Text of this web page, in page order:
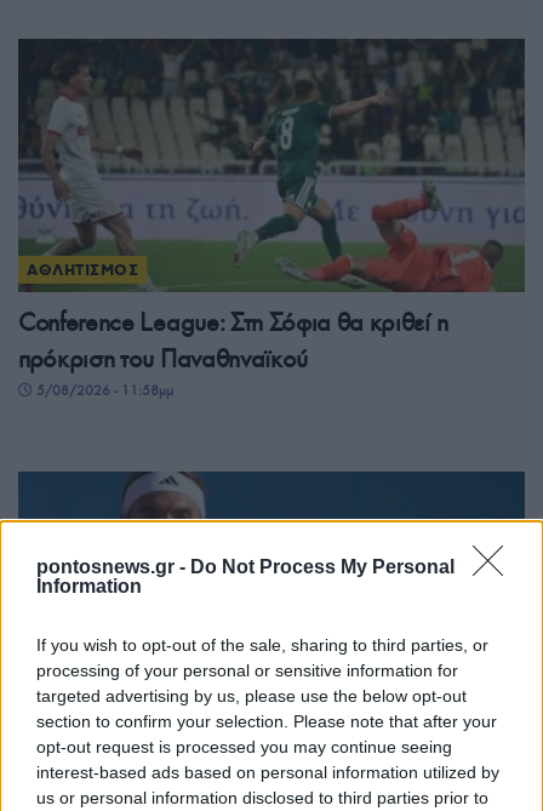
pontosnews.gr - Do Not Process My Personal
Information
If you wish to opt-out of the sale, sharing to third parties, or
processing of your personal or sensitive information for
targeted advertising by us, please use the below opt-out
section to confirm your selection. Please note that after your
opt-out request is processed you may continue seeing
interest-based ads based on personal information utilized by
us or personal information disclosed to third parties prior to
ΑΘΛΗΤΙΣΜΟΣ
Conference League: Στη Σόφια θα κριθεί η
πρόκριση του Παναθηναϊκού
5/08/2026 - 11:58μμ
ΑΘΛΗΤΙΣΜΟΣ
Αποκλεισμός για τον Τσιτσιπά στον δεύτερο γύρο
του Μόντρεαλ